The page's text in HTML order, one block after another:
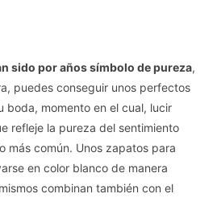
sido por años símbolo de pureza,
puedes conseguir unos perfectos
boda, momento en el cual, lucir
refleje la pureza del sentimiento
más común. Unos zapatos para
en color blanco de manera
combinan también con el